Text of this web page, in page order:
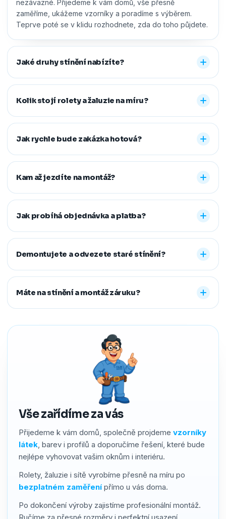
Vše zařídíme za vás
Přijedeme k vám domů, společně projdeme vzorníky
látek, barev i profilů a doporučíme řešení, které bude
nejlépe vyhovovat vašim oknům i interiéru.
Rolety, žaluzie i sítě vyrobíme přesně na míru po
bezplatném zaměření přímo u vás doma.
Po dokončení výroby zajistíme profesionální montáž.
nezávazné. Přijedeme k vám domů, vše přesně
zaměříme, ukážeme vzorníky a poradíme s výběrem.
Teprve poté se v klidu rozhodnete, zda do toho půjdete.
Jaké druhy stínění nabízíte?
Nabízíme vnitřní i venkovní stínění na míru: rolety den a
noc, plisé rolety, římské, látkové a termo rolety, vertikální,
dřevěné, bambusové i hliníkové žaluzie a sítě proti
hmyzu. Vyrobíme řešení pro běžná, střešní i atypická
Kolik stojí rolety a žaluzie na míru?
Konečná cena se odvíjí od zvoleného typu stínění a jeho
vodicích lišt, rozměru oken i vybrané látky či dekoru.
Přesnou cenovou nabídku vám připravíme zdarma.
Jak rychle bude zakázka hotová?
Standardní dodací lhůta je 7–14 pracovních dní od
zabere 1–2 hodiny, větší zakázky zvládneme během
jednoho dne. Pokud na termín spěcháte, vždy se snažíme
Kam až jezdíte na montáž?
Působíme především v Moravskoslezském,
Pardubickém a Zlínském kraji, na Vysočině a v Praze. V
rámci našeho regionu dopravu neúčtujeme, vzdálenější
Jak probíhá objednávka a platba?
Stačí nám zavolat, napsat nebo vyplnit nezávazný
formulář. Po výběru řešení skládáte zálohu na materiál a
doplatek hradíte až po dokončené montáži, když je vše
hotové a vy spokojení. Preferujeme platbu převodem,
Demontujete a odvezete staré stínění?
Ano. Staré žaluzie nebo rolety za vás profesionálně
předem říct a o všechno se postaráme, abyste neměli
žádné starosti navíc.
Máte na stínění a montáž záruku?
podle typu stínění. Používáme kvalitní materiály a precizní
zpracování, a pokud by přesto bylo potřeba cokoliv řešit,
náš servis vyřídíme rychle a férově.